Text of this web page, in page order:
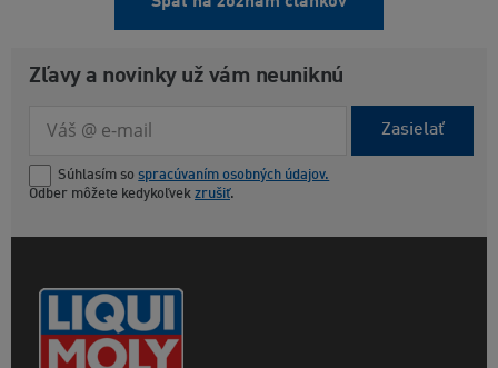
Zľavy a novinky už vám neuniknú
Zasielať
Súhlasím so spracúvaním osobných údajov.
Odber môžete kedykoľvek zrušiť.